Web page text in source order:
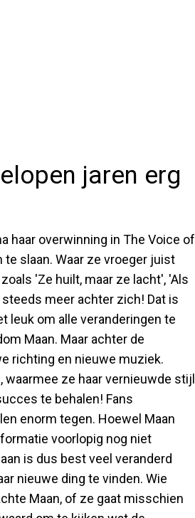
jaren erg
haar overwinning in The Voice of
slaan. Waar ze vroeger juist
'Ze huilt, maar ze lacht', 'Als
meer achter zich! Dat is
leuk om alle veranderingen te
Maan. Maar achter de
richting en nieuwe muziek.
ze haar vernieuwde stijl
te behalen! Fans
enorm tegen. Hoewel Maan
voorlopig nog niet
is dus best veel veranderd
nieuwe ding te vinden. Wie
Maan, of ze gaat misschien